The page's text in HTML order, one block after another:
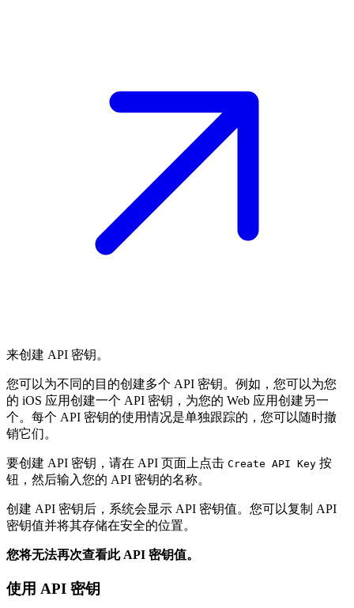
来创建 API 密钥。
您可以为不同的目的创建多个 API 密钥。例如，您可以为您
的 iOS 应用创建一个 API 密钥，为您的 Web 应用创建另一
个。每个 API 密钥的使用情况是单独跟踪的，您可以随时撤
销它们。
要创建 API 密钥，请在 API 页面上点击 Create API Key 按
钮，然后输入您的 API 密钥的名称。
创建 API 密钥后，系统会显示 API 密钥值。您可以复制 API
密钥值并将其存储在安全的位置。
您将无法再次查看此 API 密钥值。
使用 API 密钥